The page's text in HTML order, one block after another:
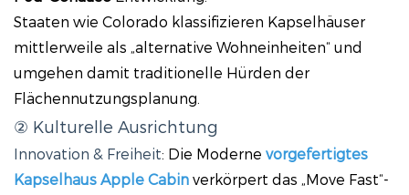
Staaten wie Colorado klassifizieren Kapselhäuser
mittlerweile als „alternative Wohneinheiten“ und
umgehen damit traditionelle Hürden der
Flächennutzungsplanung.
② Kulturelle Ausrichtung
Innovation & Freiheit: Die Moderne vorgefertigtes
Kapselhaus Apple Cabin verkörpert das „Move Fast“-